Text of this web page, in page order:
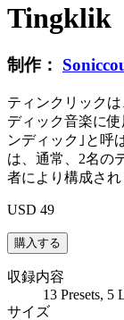
Tingklik
制作：
ティンクリック
ディック音楽に
ンディック｣と呼
は、通常、2名の
者により構成され
USD 49
収録内容
13 Presets, 5
サイズ